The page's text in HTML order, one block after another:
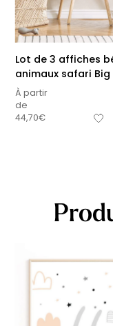
Lot de 3 affiches
animaux safari Big
À partir
de
44,70€